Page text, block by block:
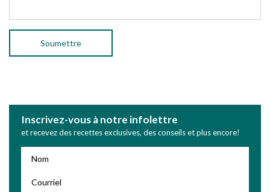
Inscrivez-vous à notre infolettre
et recevez des recettes exclusives, des conseils et plus encore!